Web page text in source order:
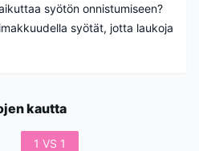
syötön onnistumiseen?
syötät, jotta laukoja
kautta
1 VS 1